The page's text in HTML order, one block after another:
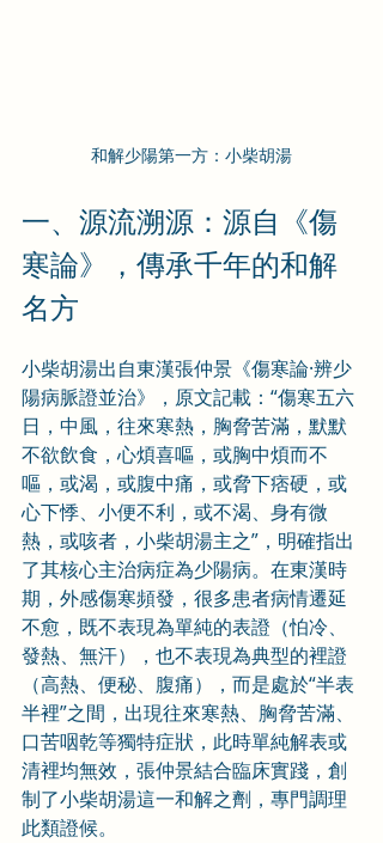
和解少陽第一方：小柴胡湯
一、源流溯源：源自《傷
寒論》，傳承千年的和解
名方
小柴胡湯出自東漢張仲景《傷寒論·辨少
陽病脈證並治》，原文記載：“傷寒五六
日，中風，往來寒熱，胸脅苦滿，默默
不欲飲食，心煩喜嘔，或胸中煩而不
嘔，或渴，或腹中痛，或脅下痞硬，或
心下悸、小便不利，或不渴、身有微
熱，或咳者，小柴胡湯主之”，明確指出
了其核心主治病症為少陽病。在東漢時
期，外感傷寒頻發，很多患者病情遷延
不愈，既不表現為單純的表證（怕冷、
發熱、無汗），也不表現為典型的裡證
（高熱、便秘、腹痛），而是處於“半表
半裡”之間，出現往來寒熱、胸脅苦滿、
口苦咽乾等獨特症狀，此時單純解表或
清裡均無效，張仲景結合臨床實踐，創
制了小柴胡湯這一和解之劑，專門調理
此類證候。